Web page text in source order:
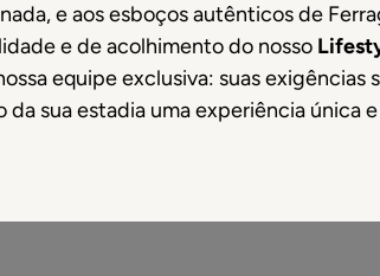
e aos esboços autênticos de
e de acolhimento do nosso
equipe exclusiva: suas exigências
sua estadia uma experiência única